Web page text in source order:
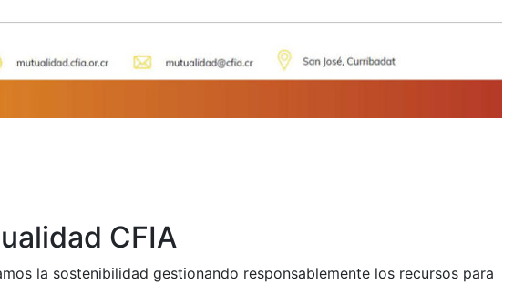
CFIA
la sostenibilidad gestionando responsablemente los recursos para